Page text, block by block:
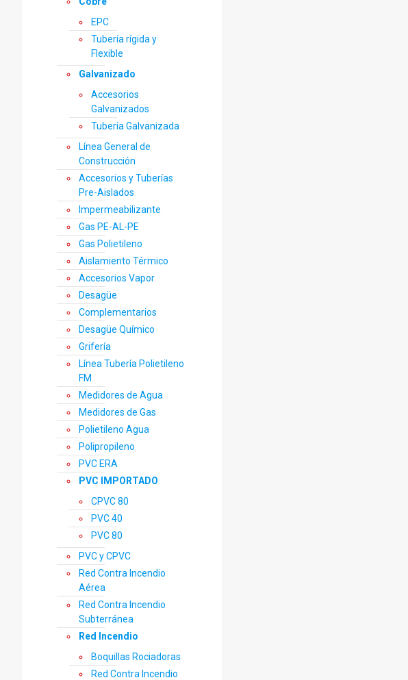
EPC
Tubería rígida y
Flexible
Galvanizado
Accesorios
Galvanizados
Tubería Galvanizada
Línea General de
Construcción
Accesorios y Tuberías
Pre-Aislados
Impermeabilizante
Gas PE-AL-PE
Gas Polietileno
Aislamiento Térmico
Accesorios Vapor
Desagüe
Complementarios
Desagüe Químico
Grifería
Línea Tubería Polietileno
FM
Medidores de Agua
Medidores de Gas
Polietileno Agua
Polipropileno
PVC ERA
PVC IMPORTADO
CPVC 80
PVC 40
PVC 80
PVC y CPVC
Red Contra Incendio
Aérea
Red Contra Incendio
Subterránea
Red Incendio
Boquillas Rociadoras
Red Contra Incendio